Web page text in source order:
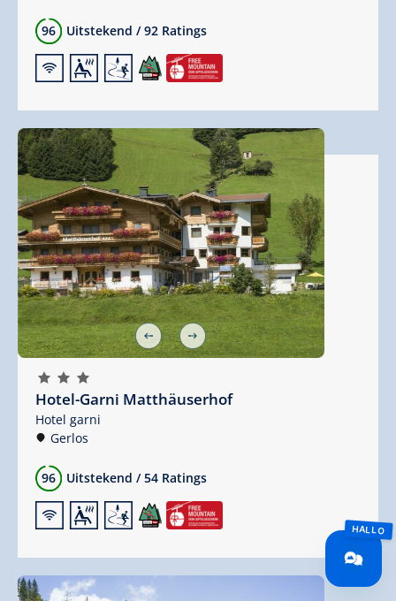
96 Uitstekend / 92 Ratings
🜉🗔🞷
🞙 🞙 🞙
Hotel-Garni Matthäuserhof
Hotel garni
Gerlos
96 Uitstekend / 54 Ratings
🜉🗔🞷